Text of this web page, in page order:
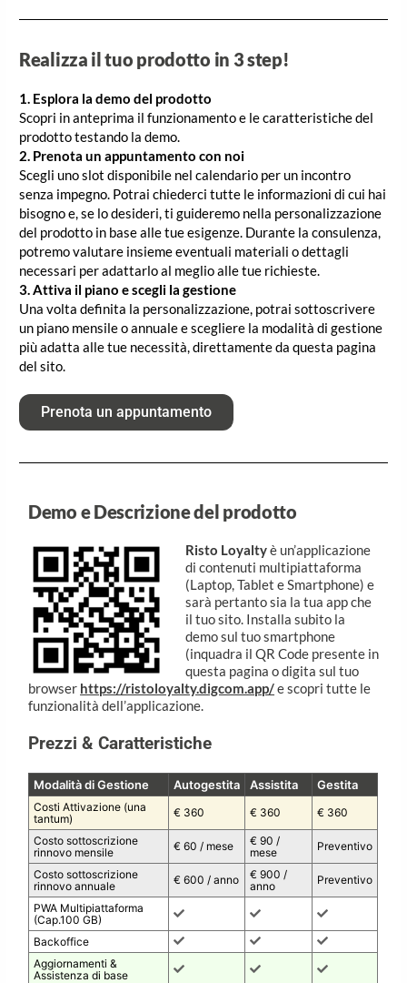
Realizza il tuo prodotto in 3 step!
1. Esplora la demo del prodotto
Scopri in anteprima il funzionamento e le caratteristiche del
prodotto testando la demo.
2. Prenota un appuntamento con noi
Scegli uno slot disponibile nel calendario per un incontro
senza impegno. Potrai chiederci tutte le informazioni di cui hai
bisogno e, se lo desideri, ti guideremo nella personalizzazione
del prodotto in base alle tue esigenze. Durante la consulenza,
potremo valutare insieme eventuali materiali o dettagli
necessari per adattarlo al meglio alle tue richieste.
3. Attiva il piano e scegli la gestione
Una volta definita la personalizzazione, potrai sottoscrivere
un piano mensile o annuale e scegliere la modalità di gestione
più adatta alle tue necessità, direttamente da questa pagina
del sito.
Prenota un appuntamento
Demo e Descrizione del prodotto
Risto Loyaltyè un’applicazione
di contenuti multipiattaforma
(Laptop, Tablet e Smartphone) e
sarà pertanto sia la tua app che
il tuo sito. Installa subito la
demo sul tuo smartphone
(inquadra il QR Code presente in
questa pagina o digita sul tuo
browser https://ristoloyalty.digcom.app/e scopri tutte le
funzionalità dell’applicazione.
Prezzi & Caratteristiche
Modalità di Gestione Autogestita Assistita Gestita
Costi Attivazione (una
tantum)
€ 360 € 360 € 360
Costo sottoscrizione
rinnovo mensile
€ 60 / mese
€ 90 /
mese
Preventivo
Costo sottoscrizione
rinnovo annuale
€ 600 / anno
€ 900 /
anno
Preventivo
PWA Multipiattaforma
(Cap.100 GB)
Backoffice
Aggiornamenti &
Assistenza di base